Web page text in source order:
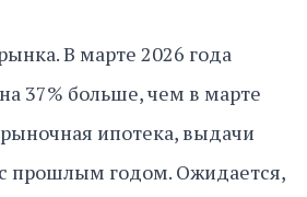
В марте 2026 года
37% больше, чем в марте
ипотека, выдачи
прошлым годом. Ожидается,